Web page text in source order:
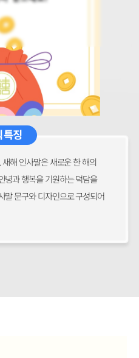
특징
해 인사말은 새로운 한 해의
녕과 행복을 기원하는 덕담을
말 문구와 디자인으로 구성되어